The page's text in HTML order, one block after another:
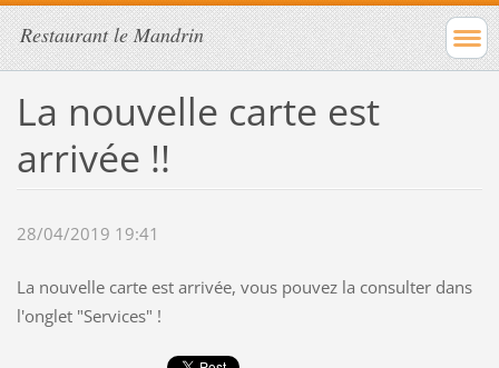
Restaurant le Mandrin
La nouvelle carte est
arrivée !!
28/04/2019 19:41
La nouvelle carte est arrivée, vous pouvez la consulter dans
l'onglet "Services" !